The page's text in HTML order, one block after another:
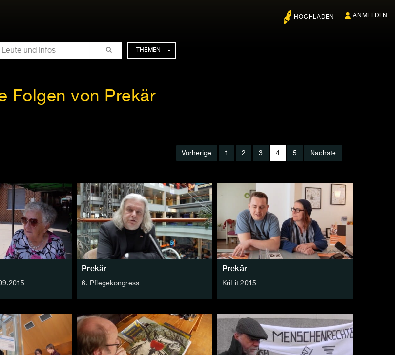
HOCHLADEN ANMELDEN
THEMEN
Folgen von Prekär
Vorherige 1 2 3 4 5 Nächste
Prekär
6. Pflegekongress
Prekär
KriLit 2015